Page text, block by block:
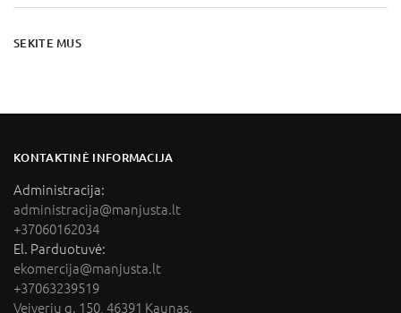
SEKITE MUS
KONTAKTINĖ INFORMACIJA
Administracija:
administracija@manjusta.lt
+37060162034
El. Parduotuvė:
ekomercija@manjusta.lt
+37063239519
Veiverių g. 150, 46391 Kaunas.